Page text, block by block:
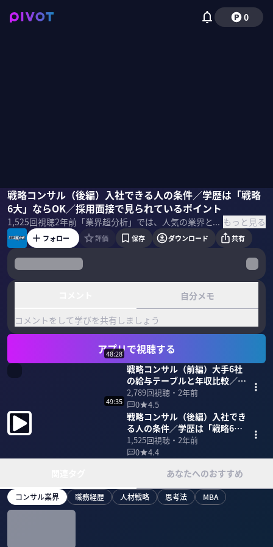
0
戦略コンサル（後編）入社できる人の条件／学歴は「戦略
6大」ならOK／採用面接で見られているポイント
1,525回視聴2年前 「業界超分析」では、人気の業界と、そのトップ企業をよく知る専門家が、元社員と共に徹底分析していく。就活に、転職に、さらに投資に役立つ情報をお届け。第3回は「戦略コンサル」大手6社を取り上げる。 もっと見る
大澤陽樹久留須親森田ゆみ佐々木紀彦
フォロー 評価 保存 ダウンロード 共有
自分メモ
コメントをして学びを共有しましょう
アプリで視聴する
48:28
戦略コンサル（前編）大手6社
の給与テーブルと年収比較／マ
ッキンゼーとBCGの変化／
MBBがランキングTOP3
2,789回視聴・ 2年前
0
4.5
49:35
戦略コンサル（後編）入社でき
る人の条件／学歴は「戦略6
大」ならOK／採用面接で見ら
れているポイント
1,525回視聴・ 2年前
0
4.4
あなたへのおすすめ
コンサル業界 職務経歴 人材戦略 思考法 MBA